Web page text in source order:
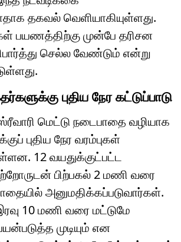
தகவல் வெளியாகியுள்ளது.
பயணத்திற்கு முன்பே தரிசன
செல்ல வேண்டும் என்று
புதிய நேர கட்டுப்பாடு
ஸ்ரீவாரி மெட்டு நடைபாதை வழியாக
புதிய நேர வரம்புகள்
12 வயதுக்குட்பட்ட
பிற்பகல் 2 மணி வரை
அனுமதிக்கப்படுவார்கள்.
10 மணி வரை மட்டுமே
முடியும் என